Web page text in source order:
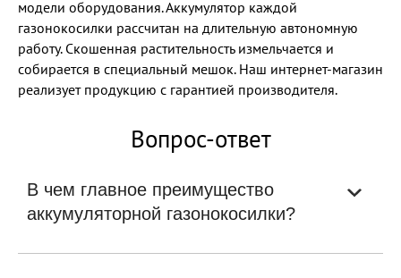
модели оборудования. Аккумулятор каждой
газонокосилки рассчитан на длительную автономную
работу. Скошенная растительность измельчается и
собирается в специальный мешок. Наш интернет-магазин
реализует продукцию с гарантией производителя.
Вопрос-ответ
В чем главное преимущество
аккумуляторной газонокосилки?